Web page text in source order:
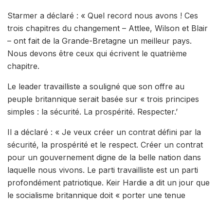
Starmer a déclaré : « Quel record nous avons ! Ces
trois chapitres du changement – ​​Attlee, Wilson et Blair
– ont fait de la Grande-Bretagne un meilleur pays.
Nous devons être ceux qui écrivent le quatrième
chapitre.
Le leader travailliste a souligné que son offre au
peuple britannique serait basée sur « trois principes
simples : la sécurité. La prospérité. Respecter.’
Il a déclaré : « Je veux créer un contrat défini par la
sécurité, la prospérité et le respect. Créer un contrat
pour un gouvernement digne de la belle nation dans
laquelle nous vivons. Le parti travailliste est un parti
profondément patriotique. Keir Hardie a dit un jour que
le socialisme britannique doit « porter une tenue